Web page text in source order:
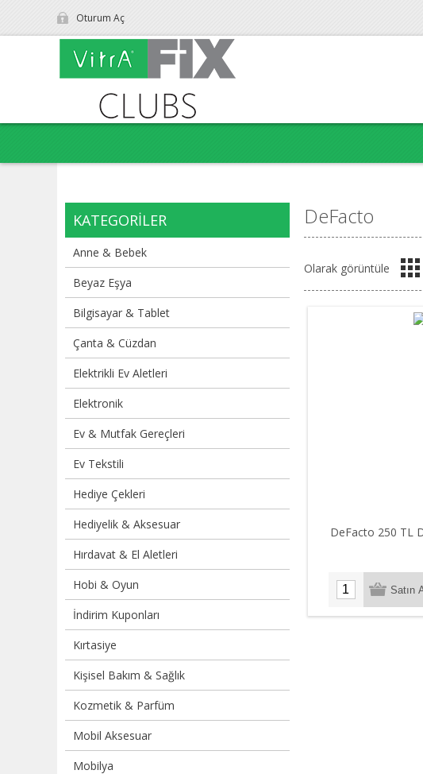
Oturum Aç
KATEGORILER
Anne & Bebek
Beyaz Eşya
Bilgisayar & Tablet
Çanta & Cüzdan
Elektrikli Ev Aletleri
Elektronik
Ev & Mutfak Gereçleri
Ev Tekstili
Hediye Çekleri
Hediyelik & Aksesuar
Hırdavat & El Aletleri
Hobi & Oyun
İndirim Kuponları
Kırtasiye
Kişisel Bakım & Sağlık
Kozmetik & Parfüm
Mobil Aksesuar
Mobilya
DeFacto
Olarak görüntüle
DeFacto 250 TL